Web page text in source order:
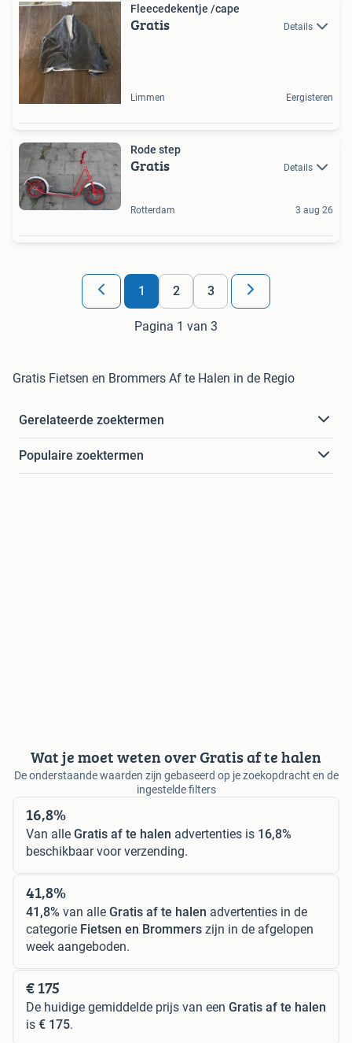
Fleecedekentje /cape
Gratis Details
Limmen Eergisteren
Rode step
Gratis Details
Rotterdam 3 aug 26
1 2 3
Pagina 1 van 3
Gratis Fietsen en Brommers Af te Halen in de Regio
Gerelateerde zoektermen
Populaire zoektermen
Wat je moet weten over Gratis af te halen
De onderstaande waarden zijn gebaseerd op je zoekopdracht en de
ingestelde filters
16,8%
Van alle Gratis af te halen advertenties is 16,8%
beschikbaar voor verzending.
41,8%
41,8% van alle Gratis af te halen advertenties in de
categorie Fietsen en Brommers zijn in de afgelopen
week aangeboden.
€ 175
De huidige gemiddelde prijs van een Gratis af te halen
is € 175.